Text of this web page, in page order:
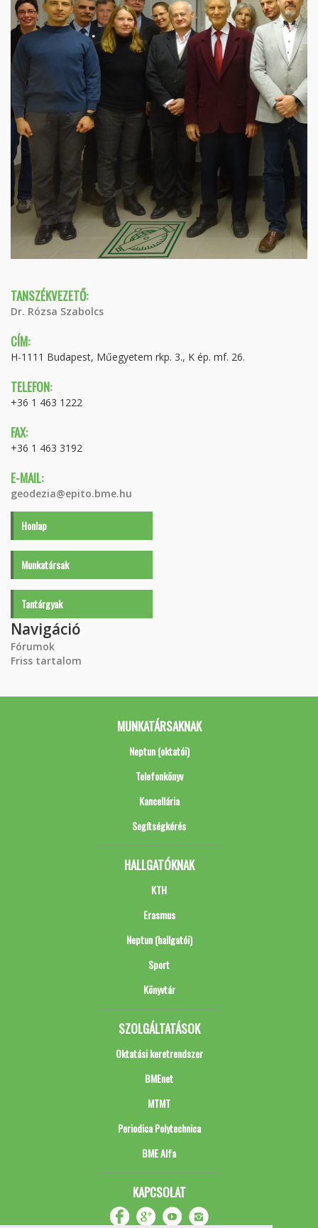
TANSZÉKVEZETŐ:
Dr. Rózsa Szabolcs
CÍM:
H-1111 Budapest, Műegyetem rkp. 3., K ép. mf. 26.
TELEFON:
+36 1 463 1222
FAX:
+36 1 463 3192
E-MAIL:
geodezia@epito.bme.hu
Honlap
Munkatársak
Tantárgyak
Navigáció
Fórumok
Friss tartalom
MUNKATÁRSAKNAK
Neptun (oktatói)
Telefonkönyv
Kancellária
Segítségkérés
HALLGATÓKNAK
KTH
Erasmus
Neptun (hallgatói)
Sport
Könyvtár
SZOLGÁLTATÁSOK
Oktatási keretrendszer
BMEnet
MTMT
Periodica Polytechnica
BME Alfa
KAPCSOLAT